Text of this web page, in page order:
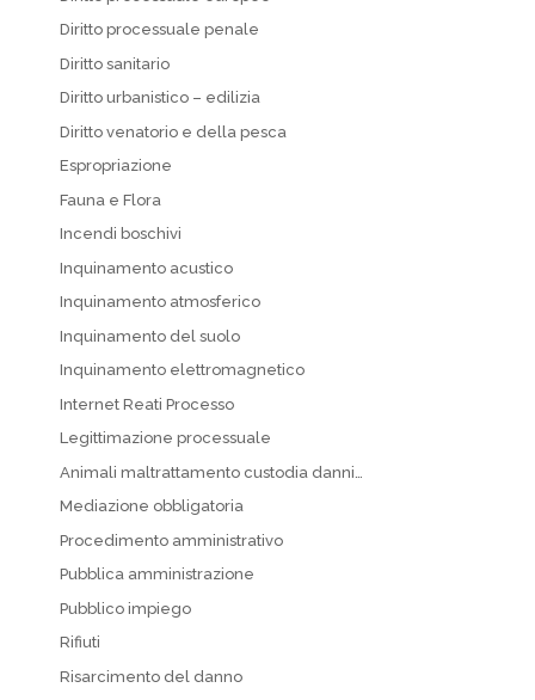
Diritto processuale penale
Diritto sanitario
Diritto urbanistico – edilizia
Diritto venatorio e della pesca
Espropriazione
Fauna e Flora
Incendi boschivi
Inquinamento acustico
Inquinamento atmosferico
Inquinamento del suolo
Inquinamento elettromagnetico
Internet Reati Processo
Legittimazione processuale
Animali maltrattamento custodia danni…
Mediazione obbligatoria
Procedimento amministrativo
Pubblica amministrazione
Pubblico impiego
Rifiuti
Risarcimento del danno